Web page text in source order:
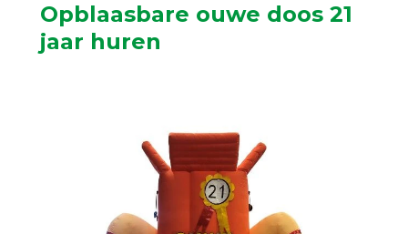
Opblaasbare ouwe doos 21
jaar huren